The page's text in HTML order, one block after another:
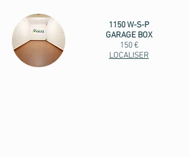
1150 W-S-P
GARAGE BOX
150 €
LOCALISER